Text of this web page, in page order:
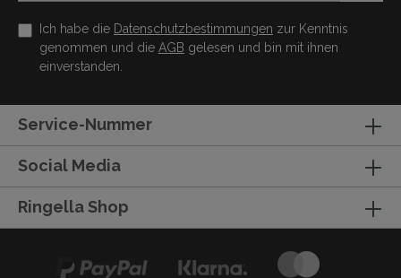
Ich habe die Datenschutzbestimmungen zur Kenntnis
genommen und die AGB gelesen und bin mit ihnen
einverstanden.
Service-Nummer
Social Media
Ringella Shop